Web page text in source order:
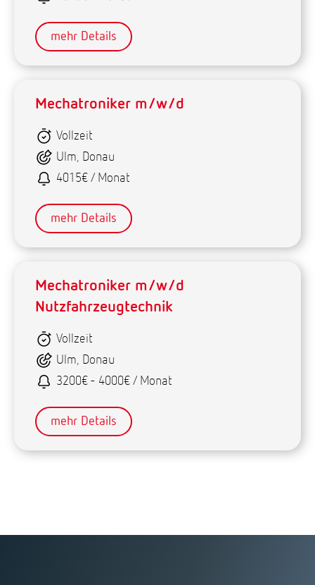
mehr Details
Mechatroniker m/w/d
Vollzeit
Ulm, Donau
4015€ / Monat
mehr Details
Mechatroniker m/w/d
Nutzfahrzeugtechnik
Vollzeit
Ulm, Donau
3200€ - 4000€ / Monat
mehr Details